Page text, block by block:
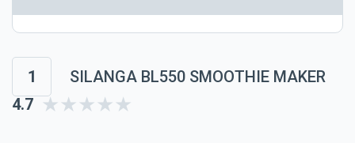
1
SILANGA BL550 SMOOTHIE MAKER
4.7